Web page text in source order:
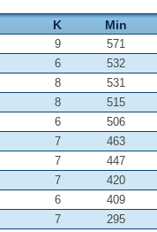
K Min
9
571
6
532
8
531
8
515
6
506
7
463
7
447
7
420
6
409
7
295